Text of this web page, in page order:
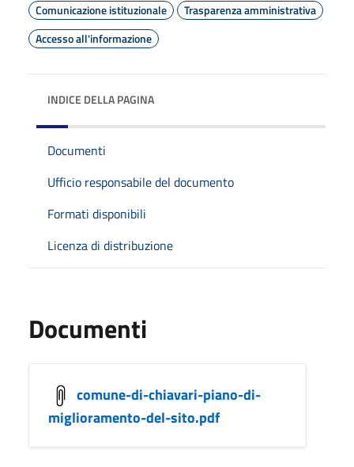
Comunicazione istituzionale
Trasparenza amministrativa
Accesso all'informazione
INDICE DELLA PAGINA
Documenti
Ufficio responsabile del documento
Formati disponibili
Licenza di distribuzione
Documenti
comune-di-chiavari-piano-di-
miglioramento-del-sito.pdf